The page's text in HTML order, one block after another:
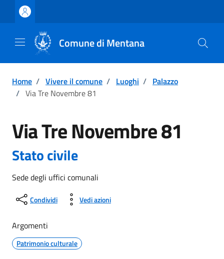
Vai ai contenuti
Vai al footer
Comune di Mentana
Home / Vivere il comune / Luoghi / Palazzo
/ Via Tre Novembre 81
Via Tre Novembre 81
Stato civile
Sede degli uffici comunali
Condividi Vedi azioni
Argomenti
Patrimonio culturale